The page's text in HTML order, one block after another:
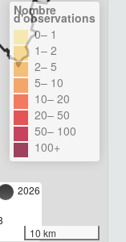
2026
Nombre
d'observations
0– 1
1– 2
2– 5
5– 10
10– 20
20– 50
50– 100
100+
10 km